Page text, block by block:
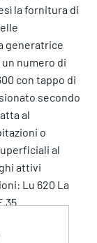
la fornitura di
generatrice
numero di
con tappo di
secondo
al
o
al
attivi
Lu 620 La
35